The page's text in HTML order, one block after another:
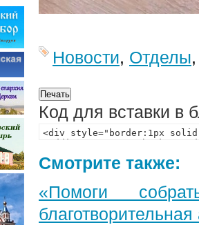
Новости, Отделы
Код для вставки в
Смотрите также:
«Помоги